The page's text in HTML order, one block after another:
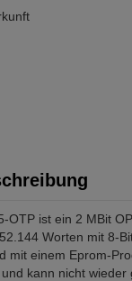
OTP ist ein 2 MBit
Worten mit 8-
mit einem Eprom-
kann nicht wieder